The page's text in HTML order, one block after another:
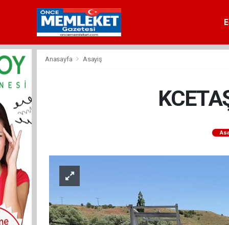
Anasayfa Asayiş